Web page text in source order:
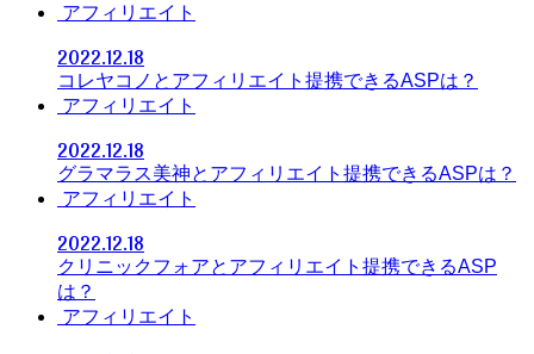
アフィリエイト
2022.12.18
コレヤコノとアフィリエイト提携できるASPは？
アフィリエイト
2022.12.18
グラマラス美神とアフィリエイト提携できるASPは？
アフィリエイト
2022.12.18
クリニックフォアとアフィリエイト提携できるASP
は？
アフィリエイト